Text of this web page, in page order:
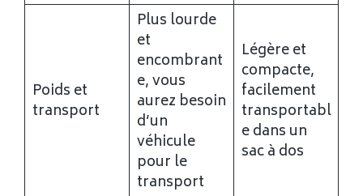
Poids et
transport
Plus lourde
et
encombrant
e, vous
aurez besoin
d’un
véhicule
pour le
transport
Légère et
compacte,
facilement
transportabl
e dans un
sac à dos